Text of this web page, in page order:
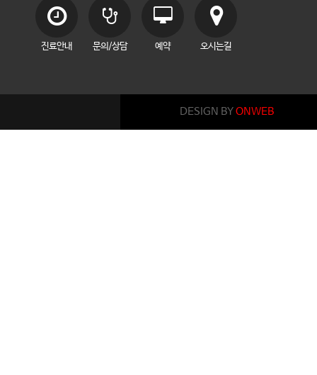
진료안내 문의/상담 예약 오시는길
DESIGN BYONWEB